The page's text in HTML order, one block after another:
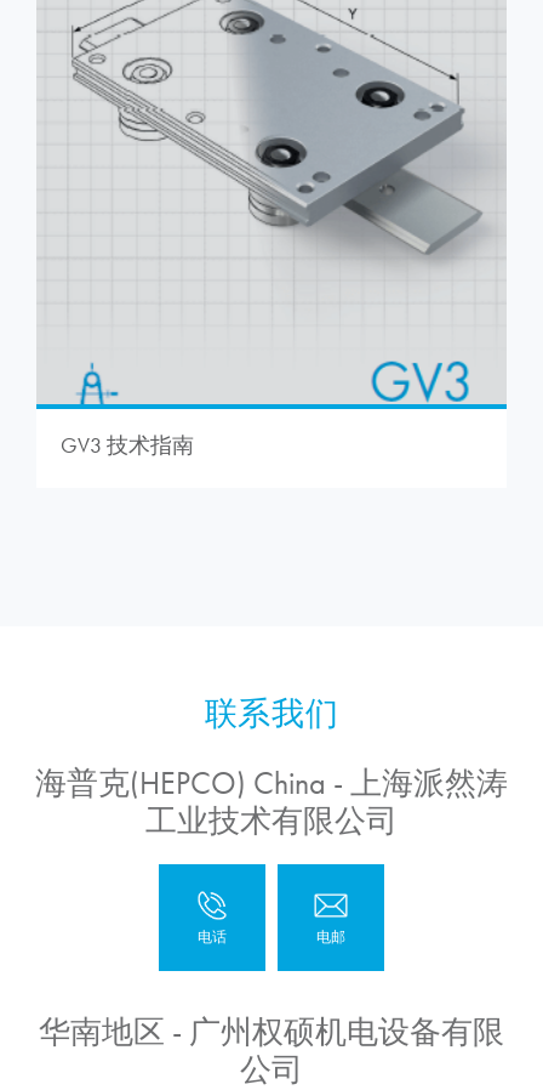
GV3 技术指南
海普克(HEPCO) China - 上海派然涛
工业技术有限公司
华南地区 - 广州权硕机电设备有限
公司